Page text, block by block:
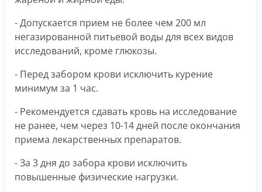
- Допускается прием не более чем 200 мл
негазированной питьевой воды для всех видов
исследований, кроме глюкозы.
- Перед забором крови исключить курение
минимум за 1 час.
- Рекомендуется сдавать кровь на исследование
не ранее, чем через 10-14 дней после окончания
приема лекарственных препаратов.
- За 3 дня до забора крови исключить
повышенные физические нагрузки.